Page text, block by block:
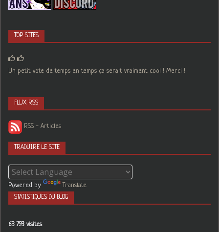
TOP SITES
Un petit vote de temps en temps ça serait vraiment cool ! Merci !
FLUX RSS
RSS - Articles
TRADUIRE LE SITE
Powered by Translate
STATISTIQUES DU BLOG
63 793 visites